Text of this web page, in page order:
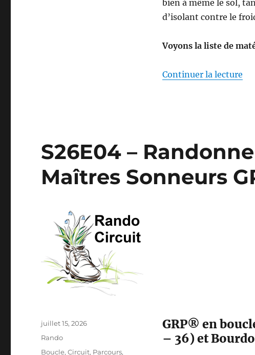
bien à même le sol,
d’isolant contre le
Voyons la liste de
Continuer la lecturede
S26E04 –
Maîtres Sonneurs
GRP® en
– 36) et
Publié
juillet 15, 2026
Catégories
Rando
Étiquettes
Boucle,Circuit, Parcours,